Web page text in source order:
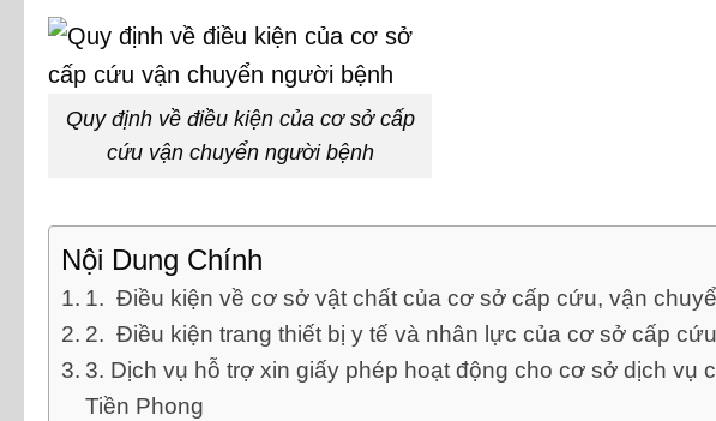
Quy định về điều kiện của cơ sở cấp
cứu vận chuyển người bệnh
Nội Dung Chính
1. Điều kiện về cơ sở vật chất của cơ sở cấp cứu, vận
2. Điều kiện trang thiết bị y tế và nhân lực của cơ sở cấp
3. Dịch vụ hỗ trợ xin giấy phép hoạt động cho cơ sở dịch
Tiền Phong